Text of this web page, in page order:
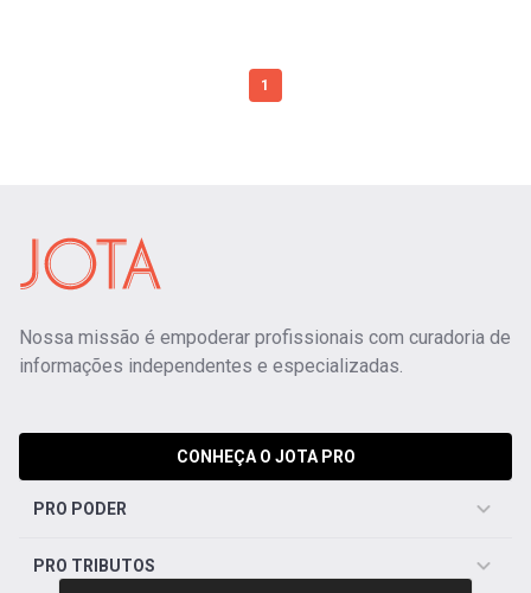
1
Nossa missão é empoderar profissionais com curadoria de
informações independentes e especializadas.
CONHEÇA O JOTA PRO
PRO PODER
PRO TRIBUTOS